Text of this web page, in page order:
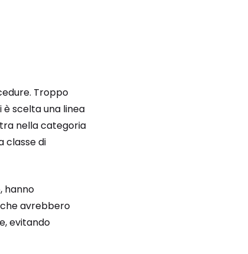
Troppo
è scelta una linea
nella categoria
classe di
, hanno
avrebbero
evitando